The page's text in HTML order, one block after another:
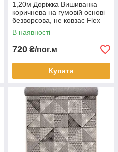
1,20м Доріжка Вишиванка
коричнева на гумовій основі
безворсова, не ковзає Flex
939/19
В наявності
720 ₴/пог.м
Купити